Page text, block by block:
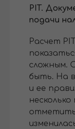
PIT.
подачи
Расчет
сложным.
быть. На
и ее